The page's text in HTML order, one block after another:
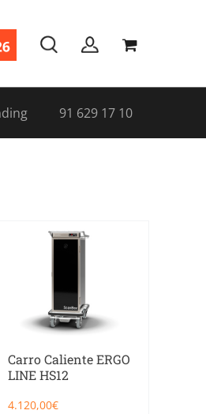
91 629 17 10
Carro Caliente ERGO
LINE HS12
4.120,00€